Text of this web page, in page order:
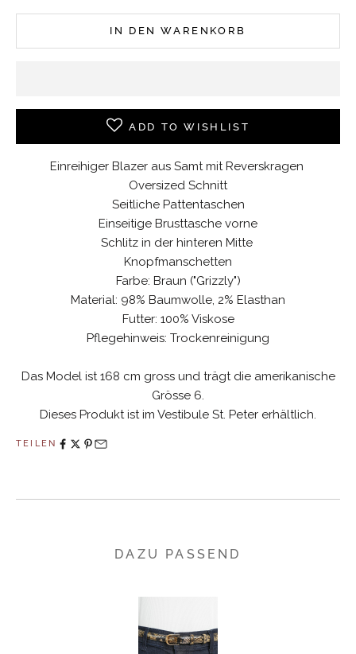
IN DEN WARENKORB
ADD TO WISHLIST
Einreihiger Blazer aus Samt mit Reverskragen
Oversized Schnitt
Seitliche Pattentaschen
Einseitige Brusttasche vorne
Schlitz in der hinteren Mitte
Knopfmanschetten
Farbe: Braun ("Grizzly")
Material: 98% Baumwolle, 2% Elasthan
Futter: 100% Viskose
Pflegehinweis: Trockenreinigung
Das Model ist 168 cm gross und trägt die amerikanische
Grösse 6.
Dieses Produkt ist im Vestibule St. Peter erhältlich.
TEILEN
DAZU PASSEND